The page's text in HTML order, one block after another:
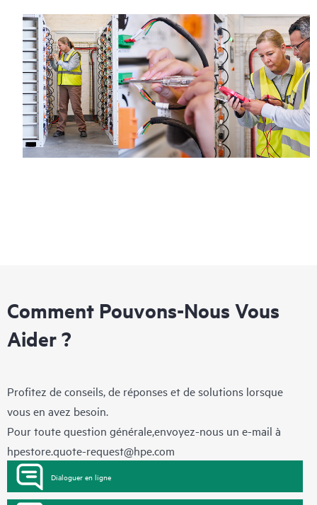
Comment Pouvons-Nous Vous
Aider ?
Profitez de conseils, de réponses et de solutions lorsque
vous en avez besoin.
Pour toute question générale,envoyez-nous un e-mail à
hpestore.quote-request@hpe.com
Dialoguer en ligne